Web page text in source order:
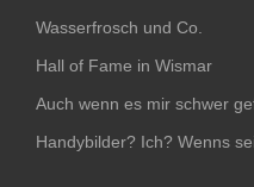
Wasserfrosch und Co.
Hall of Fame in Wismar
Auch wenn es mir schwer
Handybilder? Ich? Wenns